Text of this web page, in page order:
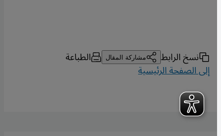
نسخ الرابط مشاركة المقال الطباعة
إلى الصفحة الرئيسية